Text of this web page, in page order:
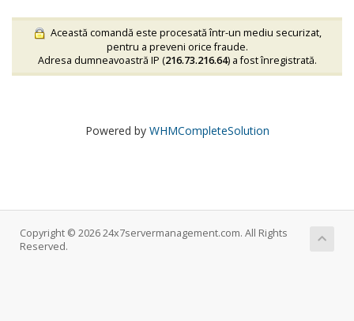
Această comandă este procesată într-un mediu securizat,
pentru a preveni orice fraude.
Adresa dumneavoastră IP (216.73.216.64) a fost înregistrată.
Powered by WHMCompleteSolution
Copyright © 2026 24x7servermanagement.com. All Rights
Reserved.